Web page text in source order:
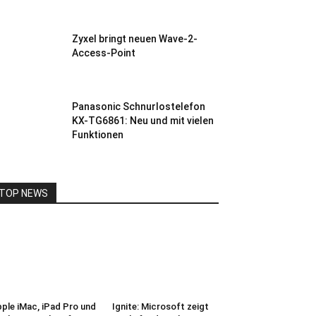
Zyxel bringt neuen Wave-2-
Access-Point
Panasonic Schnurlostelefon
KX-TG6861: Neu und mit vielen
Funktionen
NEWS
iMac, iPad Pro und
Ignite: Microsoft zeigt